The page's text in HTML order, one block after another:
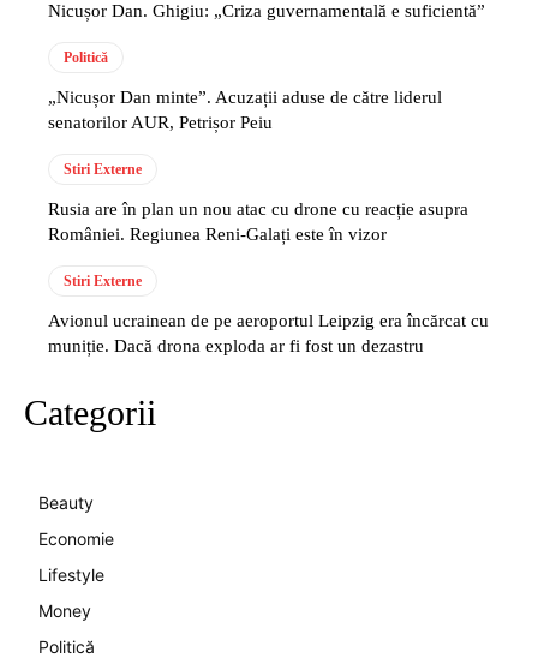
Nicușor Dan. Ghigiu: „Criza guvernamentală e suficientă”
Politică
„Nicușor Dan minte”. Acuzații aduse de către liderul
senatorilor AUR, Petrișor Peiu
Stiri Externe
Rusia are în plan un nou atac cu drone cu reacție asupra
României. Regiunea Reni-Galați este în vizor
Stiri Externe
Avionul ucrainean de pe aeroportul Leipzig era încărcat cu
muniție. Dacă drona exploda ar fi fost un dezastru
Categorii
Beauty
Economie
Lifestyle
Money
Politică